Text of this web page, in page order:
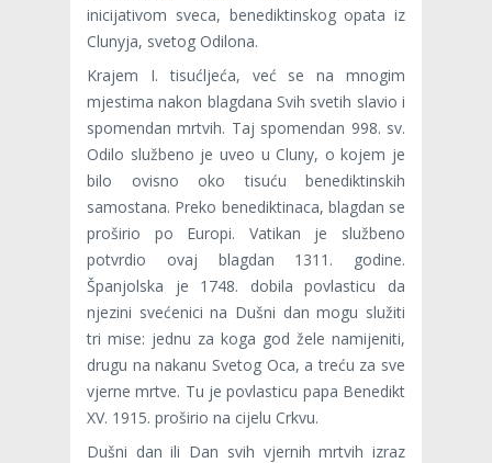
inicijativom sveca, benediktinskog opata iz
Clunyja, svetog Odilona.
Krajem I. tisućljeća, već se na mnogim
mjestima nakon blagdana Svih svetih slavio i
spomendan mrtvih. Taj spomendan 998. sv.
Odilo službeno je uveo u Cluny, o kojem je
bilo ovisno oko tisuću benediktinskih
samostana. Preko benediktinaca, blagdan se
proširio po Europi. Vatikan je službeno
potvrdio ovaj blagdan 1311. godine.
Španjolska je 1748. dobila povlasticu da
njezini svećenici na Dušni dan mogu služiti
tri mise: jednu za koga god žele namijeniti,
drugu na nakanu Svetog Oca, a treću za sve
vjerne mrtve. Tu je povlasticu papa Benedikt
XV. 1915. proširio na cijelu Crkvu.
Dušni dan ili Dan svih vjernih mrtvih izraz